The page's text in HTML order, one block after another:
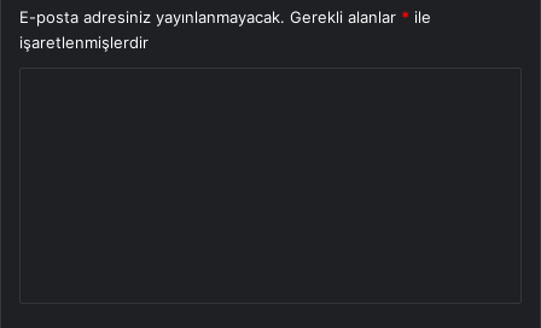
E-posta adresiniz yayınlanmayacak. Gerekli alanlar * ile
işaretlenmişlerdir